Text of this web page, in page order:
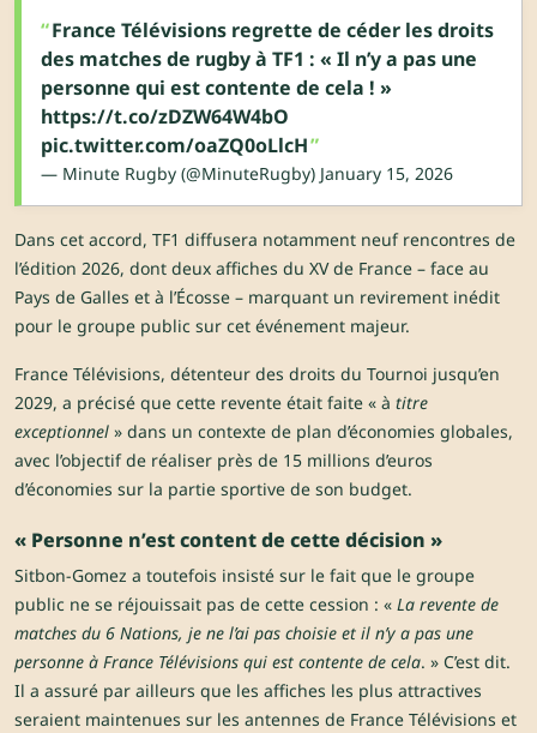
France Télévisions regrette de céder les droits
des matches de rugby à TF1 : « Il n’y a pas une
personne qui est contente de cela ! »
https://t.co/zDZW64W4bO
pic.twitter.com/oaZQ0oLlcH
— Minute Rugby (@MinuteRugby) January 15, 2026
Dans cet accord, TF1 diffusera notamment neuf rencontres de
l’édition 2026, dont deux affiches du XV de France – face au
Pays de Galles et à l’Écosse – marquant un revirement inédit
pour le groupe public sur cet événement majeur.
France Télévisions, détenteur des droits du Tournoi jusqu’en
2029, a précisé que cette revente était faite « à titre
exceptionnel » dans un contexte de plan d’économies globales,
avec l’objectif de réaliser près de 15 millions d’euros
d’économies sur la partie sportive de son budget.
« Personne n’est content de cette décision »
Sitbon-Gomez a toutefois insisté sur le fait que le groupe
public ne se réjouissait pas de cette cession : « La revente de
matches du 6 Nations, je ne l’ai pas choisie et il n’y a pas une
personne à France Télévisions qui est contente de cela. » C’est dit.
Il a assuré par ailleurs que les affiches les plus attractives
seraient maintenues sur les antennes de France Télévisions et